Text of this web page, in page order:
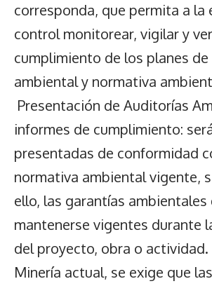
corresponda, que permita a la
control monitorear, vigilar y
cumplimiento de los planes de
ambiental y normativa
Presentación de Auditorías
informes de cumplimiento:
presentadas de conformidad
normativa ambiental vigente,
ello, las garantías ambientales
mantenerse vigentes durante
del proyecto, obra o actividad.
Minería actual, se exige que